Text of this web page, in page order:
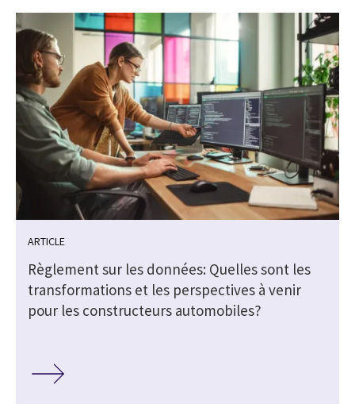
ARTICLE
Règlement sur les données: Quelles sont les
transformations et les perspectives à venir
pour les constructeurs automobiles?